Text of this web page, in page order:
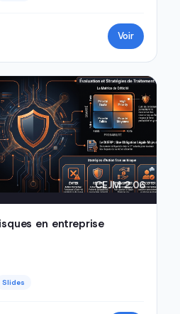
Voir
CEJM 2.06
en entreprise
Slides